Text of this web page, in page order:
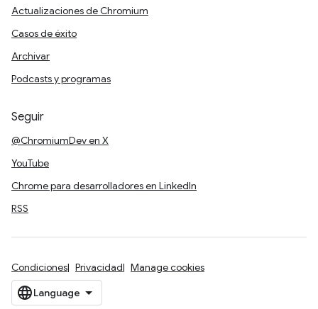
Actualizaciones de Chromium
Casos de éxito
Archivar
Podcasts y programas
Seguir
@ChromiumDev en X
YouTube
Chrome para desarrolladores en LinkedIn
RSS
Condiciones Privacidad Manage cookies